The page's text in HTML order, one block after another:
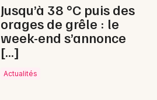
Jusqu’à 38 °C puis des
orages de grêle : le
week-end s’annonce
[…]
Actualités